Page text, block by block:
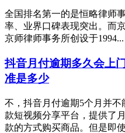
全国排名第一的是恒略律师
率、业界口碑表现突出。而
京师律师事务所创设于1994...
抖音月付逾期多久会上
准是多少
不，抖音月付逾期5个月并
款短视频分享平台，提供了
款的方式购买商品。但是即